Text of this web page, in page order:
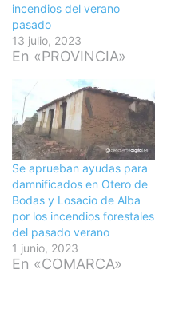
incendios del verano
pasado
13 julio, 2023
En «PROVINCIA»
Se aprueban ayudas para
damnificados en Otero de
Bodas y Losacio de Alba
por los incendios forestales
del pasado verano
1 junio, 2023
En «COMARCA»